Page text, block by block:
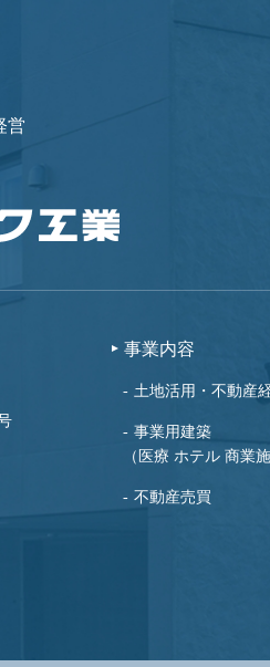
営
事業内容
土地活用・不動産
事業用建築
（医療 ホテル 商業
不動産売買